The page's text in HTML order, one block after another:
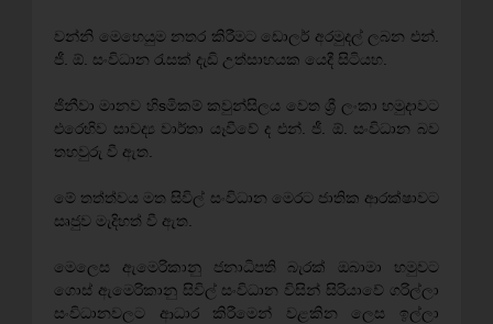
වන්නි මෙහෙයුම නතර කිරීමට ඩොලර් අරමුදල් ලබන එන්.
ජී. ඕ. සංවිධාන රැසක්‌ දැඩි උත්සාහයක යෙදී සිටියහ.
ජිනීවා මානව හිsමිකම් කවුන්සිලය වෙත ශ්‍රී ලංකා හමුදාවට
එරෙහිව සාවද්‍ය වාර්තා යෑවීවේ ද එන්. ජී. ඕ. සංවිධාන බව
තහවුරු වී ඇත.
මේ තත්ත්වය මත සිවිල් සංවිධාන මෙරට ජාතික ආරක්‌ෂාවට
සෘජුව මැදිහත් වී ඇත.
මෙලෙස ඇමෙරිකානු ජනාධිපති බැරක්‌ ඔබාමා හමුවට
ගොස්‌ ඇමෙරිකානු සිවිල් සංවිධාන විසින් සිරියාවේ ගරිල්ලා
සංවිධානවලට ආධාර කිරීමෙන් වළකින ලෙස ඉල්ලා